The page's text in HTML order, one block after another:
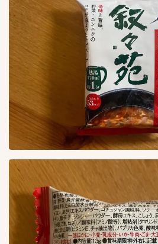
３０００〜３９９９g 0
４００〜４９９g
５００〜５９９g 0
６００〜６９９g 0
７００〜７９９g 0
８００〜８９９g 0
９００〜９９９g
専門店キムチ
あゆみキムチ販売所
ごちそうさま倶楽部キムチ工房 2
カンナムキムバ 1
上野キムチ 共栄 4